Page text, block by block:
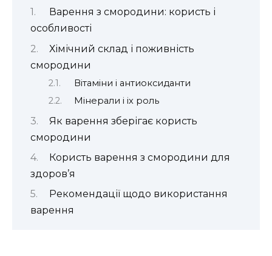
Варення з смородини: користь і
особливості
Хімічний склад і поживність
смородини
Вітаміни і антиоксиданти
Мінерали і іх роль
Як варення зберігає користь
смородини
Користь варення з смородини для
здоров’я
Рекомендації щодо використання
варення